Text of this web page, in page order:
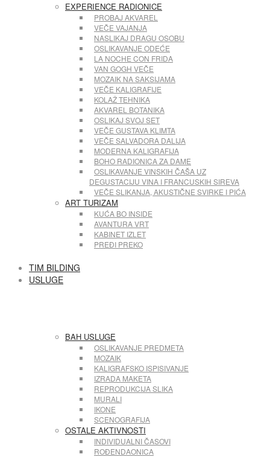
EXPERIENCE RADIONICE
PROBAJ AKVAREL
VEČE VAJANJA
NASLIKAJ DRAGU OSOBU
OSLIKAVANJE ODEĆE
LA NOCHE CON FRIDA
VAN GOGH VEČE
MOZAIK NA SAKSIJAMA
VEČE KALIGRAFIJE
KOLAŽ TEHNIKA
AKVAREL BOTANIKA
OSLIKAJ SVOJ SET
VEČE GUSTAVA KLIMTA
VEČE SALVADORA DALIJA
MODERNA KALIGRAFIJA
BOHO RADIONICA ZA DAME
OSLIKAVANJE VINSKIH ČAŠA UZ
DEGUSTACIJU VINA I FRANCUSKIH SIREVA
VEČE SLIKANJA, AKUSTIČNE SVIRKE I PIĆA
ART TURIZAM
KUĆA BO INSIDE
AVANTURA VRT
KABINET IZLET
PREĐI PREKO
TIM BILDING
USLUGE
BAH USLUGE
OSLIKAVANJE PREDMETA
MOZAIK
KALIGRAFSKO ISPISIVANJE
IZRADA MAKETA
REPRODUKCIJA SLIKA
MURALI
IKONE
SCENOGRAFIJA
OSTALE AKTIVNOSTI
INDIVIDUALNI ČASOVI
ROĐENDAONICA